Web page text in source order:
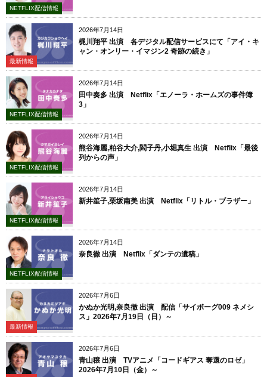
NETFLIX配信情報
2026年7月14日
最新情報
梶川翔平 出演 各デジタル配信サービスにて「アイ・キ
ャン・オンリー・イマジン2 奇跡の続き」
2026年7月14日
NETFLIX配信情報
田中奏多 出演 Netflix「エノーラ・ホームズの事件簿
3」
2026年7月14日
NETFLIX配信情報
熊谷海麗,粕谷大介,閻子丹,小堀真生 出演 Netflix「最後
列からの声」
2026年7月14日
NETFLIX配信情報
新井笙子,栗坂南美 出演 Netflix「リトル・ブラザー」
2026年7月14日
NETFLIX配信情報
奈良徹 出演 Netflix「ダンテの遺稿」
2026年7月6日
最新情報
かぬか光明,奈良徹 出演 配信「サイボーグ009 ネメシ
ス」2026年7月19日（日）～
2026年7月6日
青山穣 出演 TVアニメ「コードギアス 奪還のロゼ」
2026年7月10日（金）～